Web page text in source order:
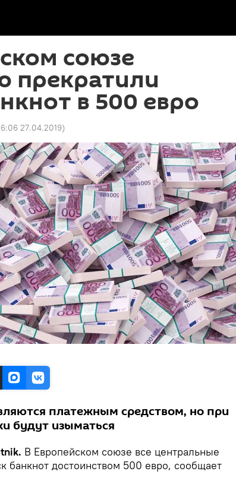
союзе
прекратили
в 500 евро
27.04.2019)
платежным средством, но при
будут изыматься
В Европейском союзе все центральные
банкнот достоинством 500 евро, сообщает